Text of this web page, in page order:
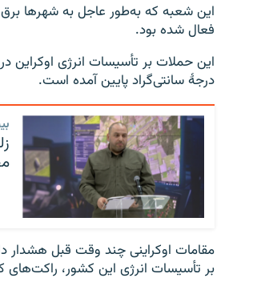
این شعبه که به‌طور عاجل به شهرها
فعال شده بود.
این حملات بر تأسیسات انرژی
درجۀ سانتی‌گراد پایین آمده است.
مقامات اوکراینی چند وقت قبل هشدار
بر تأسیسات انرژی این کشور، راکت‌های